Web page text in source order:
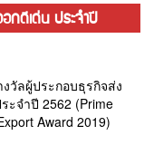
กดีเด่น ประจำปี
งวัลผู้ประกอบธุรกิจส่ง
ะจำปี 2562 (Prime
Award 2019)